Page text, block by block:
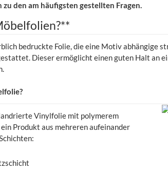
den am häufigsten gestellten Fragen.
bedruckte Folie, die eine Motiv
Dieser ermöglicht einen guten Halt an
Vinylfolie mit polymerem
Produkt aus mehreren aufeinander